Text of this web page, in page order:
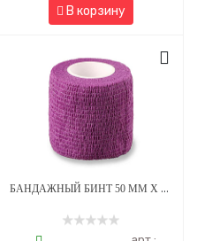
В корзину
БАНДАЖНЫЙ БИНТ 50 ММ Х 4.5 М ФИОЛЕТОВЫЙ 1 ШТУКА